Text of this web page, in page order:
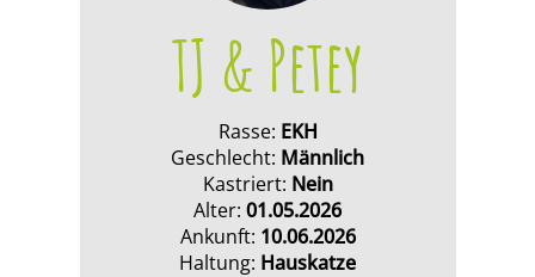
TJ & Petey
Rasse: EKH
Geschlecht: Männlich
Kastriert: Nein
Alter: 01.05.2026
Ankunft: 10.06.2026
Haltung: Hauskatze